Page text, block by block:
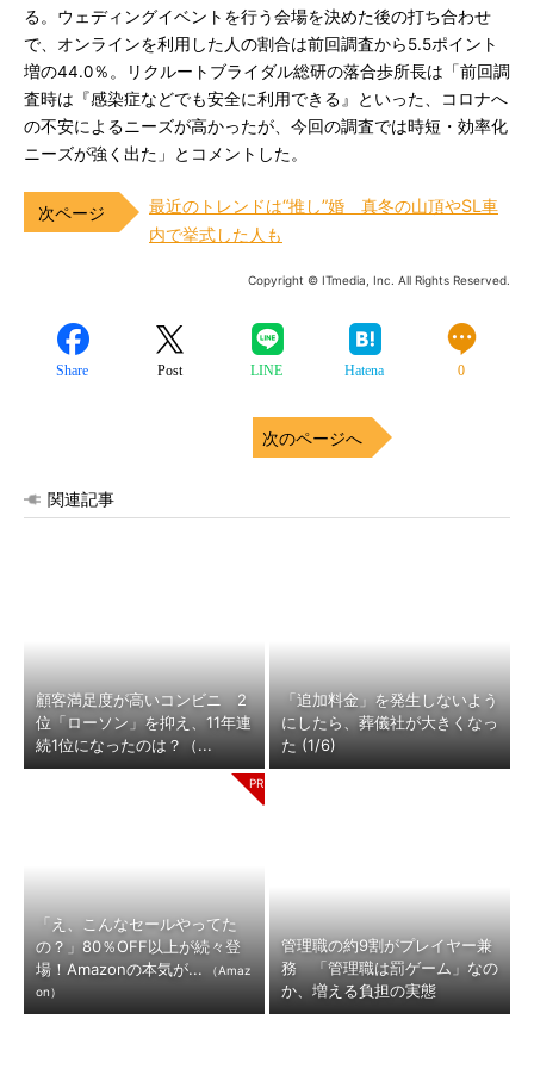
る。ウェディングイベントを行う会場を決めた後の打ち合わせ
で、オンラインを利用した人の割合は前回調査から5.5ポイント
増の44.0％。リクルートブライダル総研の落合歩所長は「前回調
査時は『感染症などでも安全に利用できる』といった、コロナへ
の不安によるニーズが高かったが、今回の調査では時短・効率化
ニーズが強く出た」とコメントした。
最近のトレンドは“推し”婚 真冬の山頂やSL車
内で挙式した人も
Copyright © ITmedia, Inc. All Rights Reserved.
Share Post LINE Hatena 0
次のページへ
関連記事
顧客満足度が高いコンビニ 2
位「ローソン」を抑え、11年連
続1位になったのは？（...
「追加料金」を発生しないよう
にしたら、葬儀社が大きくなっ
た (1/6)
「え、こんなセールやってた
の？」80％OFF以上が続々登
場！Amazonの本気が...
（Amaz
on）
管理職の約9割がプレイヤー兼
務 「管理職は罰ゲーム」なの
か、増える負担の実態